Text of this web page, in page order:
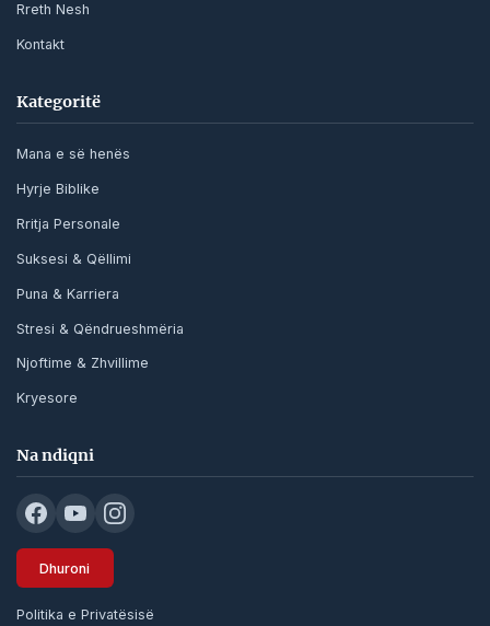
Rreth Nesh
Kontakt
Kategoritë
Mana e së henës
Hyrje Biblike
Rritja Personale
Suksesi & Qëllimi
Puna & Karriera
Stresi & Qëndrueshmëria
Njoftime & Zhvillime
Kryesore
Na ndiqni
Dhuroni
Politika e Privatësisë